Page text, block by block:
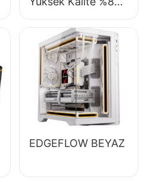
Verimlilik Tam
Modüler 80+
Bronze Masaüstü
Bilgisayar Güç
Kaynağı ESB650W
EDGEFLOW BEYAZ